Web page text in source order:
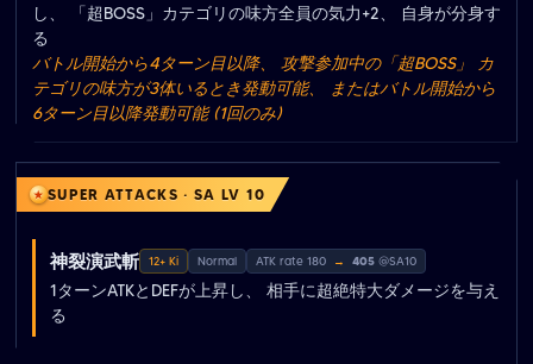
し、 「超BOSS」カテゴリの味方全員の気力+2、 自身が分身す
る
バトル開始から4ターン目以降、 攻撃参加中の「超BOSS」 カ
テゴリの味方が3体いるとき発動可能、 またはバトル開始から
6ターン目以降発動可能 (1回のみ)
SUPER ATTACKS · SA LV 10
神裂演武斬 12+ Ki Normal ATK rate 180 → 405 @SA10
1ターンATKとDEFが上昇し、 相手に超絶特大ダメージを与え
る